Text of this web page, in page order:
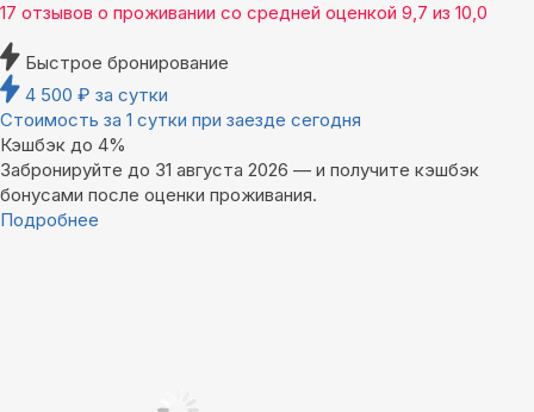
17 отзывов о проживании со средней оценкой 9,7 из 10,0
Быстрое бронирование
4 500 ₽ за сутки
Стоимость за 1 сутки при заезде сегодня
Кэшбэк до 4%
Забронируйте до 31 августа 2026 — и получите кэшбэк
бонусами после оценки проживания.
Подробнее